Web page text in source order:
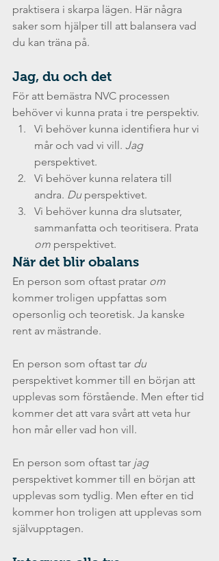
praktisera i skarpa lägen. Här några
saker som hjälper till att balansera vad
du kan träna på.
Jag, du och det
För att bemästra NVC processen
behöver vi kunna prata i tre perspektiv.
Vi behöver kunna identifiera hur vi
mår och vad vi vill. Jag
perspektivet.
Vi behöver kunna relatera till
andra. Du perspektivet.
Vi behöver kunna dra slutsater,
sammanfatta och teoritisera. Prata
om perspektivet.
När det blir obalans
En person som oftast pratar om
kommer troligen uppfattas som
opersonlig och teoretisk. Ja kanske
rent av mästrande.
En person som oftast tar du
perspektivet kommer till en början att
upplevas som förstående. Men efter tid
kommer det att vara svårt att veta hur
hon mår eller vad hon vill.
En person som oftast tar jag
perspektivet kommer till en början att
upplevas som tydlig. Men efter en tid
kommer hon troligen att upplevas som
självupptagen.